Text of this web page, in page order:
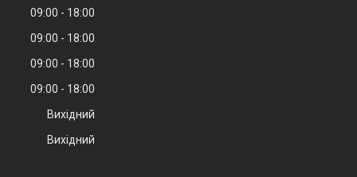
09:00
18:00
09:00
18:00
09:00
18:00
09:00
18:00
Вихідний
Вихідний